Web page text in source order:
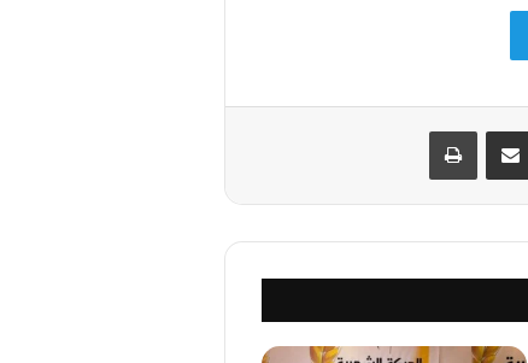
مشاركة عبر البريد